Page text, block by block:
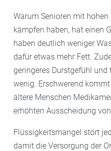
Warum Senioren mit
kämpfen haben, hat einen
haben deutlich weniger
dafür etwas mehr Fett.
geringeres Durstgefühl
wenig. Erschwerend
ältere Menschen
erhöhten Ausscheidung
Flüssigkeitsmangel stört
damit die Versorgung der